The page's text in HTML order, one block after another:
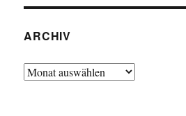
ARCHIV
Archiv